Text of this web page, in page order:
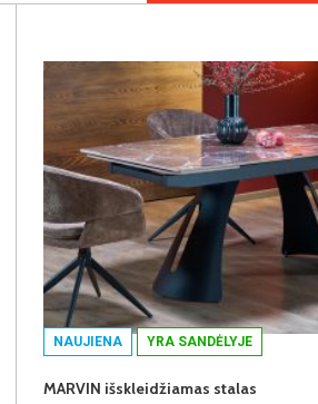
NAUJIENA YRA SANDĖLYJE
MARVIN išskleidžiamas stalas